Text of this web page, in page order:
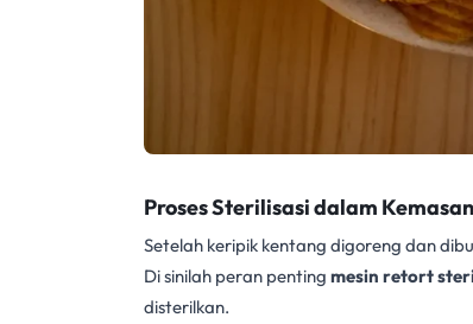
Proses Sterilisasi dalam
Setelah keripik kentang digoreng dan
Di sinilah peran penting mesin retort
disterilkan.